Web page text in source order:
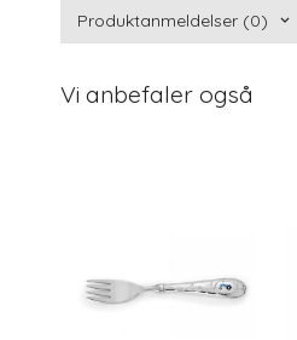
Produktanmeldelser (0)
Vi anbefaler også